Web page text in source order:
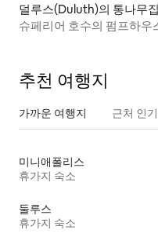
덜루스(Duluth)의 통나무집
슈페리어 호수의 펌프하우
추천 여행지
가까운 여행지 근처 인
미니애폴리스
휴가지 숙소
둘루스
휴가지 숙소